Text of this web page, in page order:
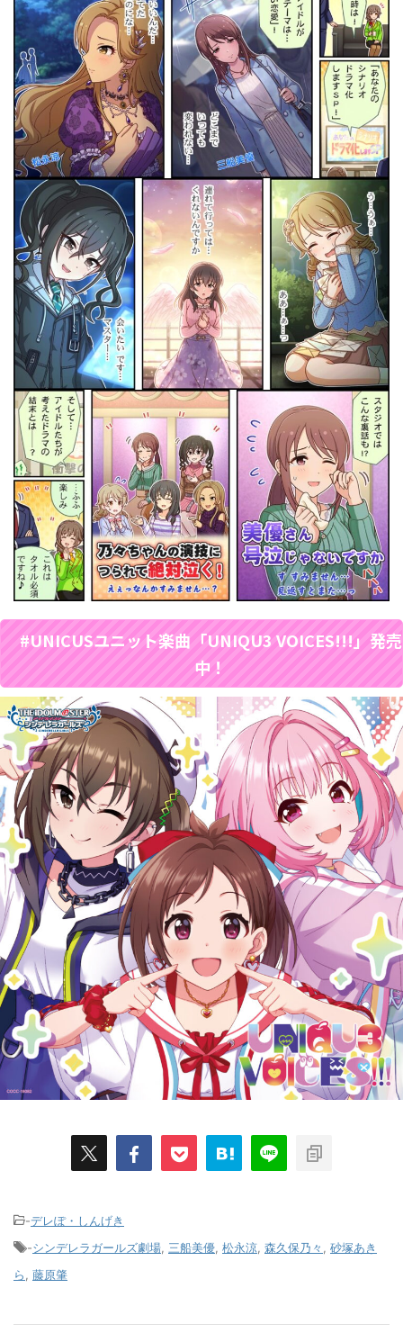
#UNICUSユニット楽曲「UNIQU3 VOICES!!!」発売
中！
-デレぽ・しんげき
-シンデレラガールズ劇場 三船美優 松永涼 森久保乃々
砂塚あき
ら
藤原肇